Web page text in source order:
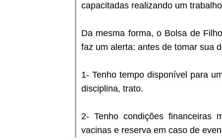
capacitadas realizando um
Da mesma forma, o Bolsa de
faz um alerta: antes de tomar sua
1- Tenho tempo disponível para
disciplina, trato.
2- Tenho condições financeiras
vacinas e reserva em caso de